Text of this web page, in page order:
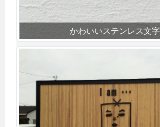
かわいいステンレス文字